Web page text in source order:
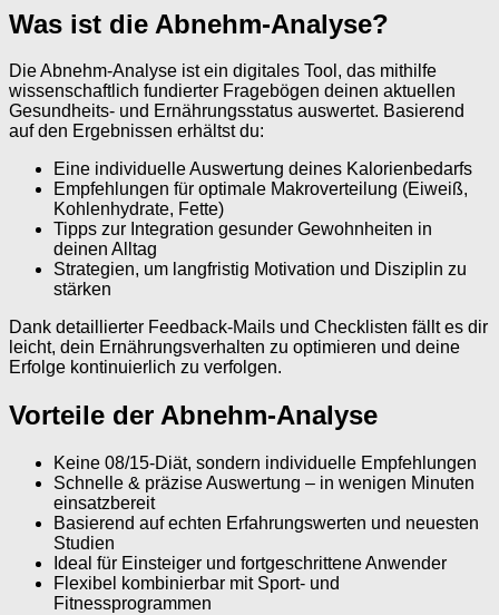
Was ist die Abnehm-Analyse?
Die Abnehm-Analyse ist ein digitales Tool, das mithilfe
wissenschaftlich fundierter Fragebögen deinen aktuellen
Gesundheits- und Ernährungsstatus auswertet. Basierend
auf den Ergebnissen erhältst du:
Eine individuelle Auswertung deines Kalorienbedarfs
Empfehlungen für optimale Makroverteilung (Eiweiß,
Kohlenhydrate, Fette)
Tipps zur Integration gesunder Gewohnheiten in
deinen Alltag
Strategien, um langfristig Motivation und Disziplin zu
stärken
Dank detaillierter Feedback-Mails und Checklisten fällt es dir
leicht, dein Ernährungsverhalten zu optimieren und deine
Erfolge kontinuierlich zu verfolgen.
Vorteile der Abnehm-Analyse
Keine 08/15-Diät, sondern individuelle Empfehlungen
Schnelle & präzise Auswertung – in wenigen Minuten
einsatzbereit
Basierend auf echten Erfahrungswerten und neuesten
Studien
Ideal für Einsteiger und fortgeschrittene Anwender
Flexibel kombinierbar mit Sport- und
Fitnessprogrammen